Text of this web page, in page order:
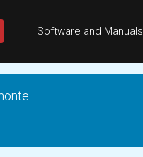
Software and Manuals